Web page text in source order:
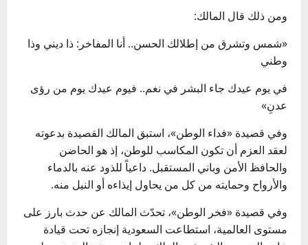
ومن ذلك قال المالك:
«شمس وتشرق من إطلالك الحسن.. أنا المفاخر: ذا ديني وذا
وطني
في يوم عيدك جاء البشر في نغم.. فيوم عيدك يوم من رؤى
عدنِ»
وفي قصيدة «فداء الوطن»، استبق المالك القصيدة بدعوته
لعقد العزم أن تكون المكاسب للوطن، إذ هو الحاضن
والحافظ الأمن وباني المستقبل. داعياً للذود عنه بالدماء
والأرواح وحمايته من كل من يحاول إيذاءه أو النيل منه.
وفي قصيدة «فخر الوطن»، تحدّث المالك عن حدث بارز على
مستوى العالمية، استطاعت السعودية إنجازه تحت قيادة